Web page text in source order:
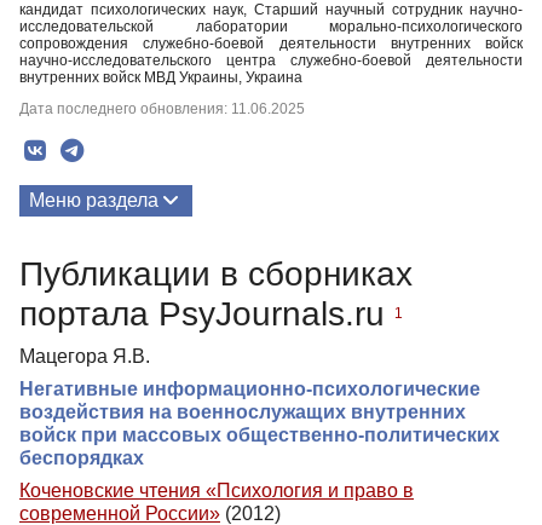
кандидат психологических наук, Старший научный сотрудник научно-
исследовательской лаборатории морально-психологического
сопровождения служебно-боевой деятельности внутренних войск
научно-исследовательского центра служебно-боевой деятельности
внутренних войск МВД Украины, Украина
Дата последнего обновления: 11.06.2025
Меню раздела
Публикации в сборниках
портала PsyJournals.ru
1
Мацегора Я.В.
Негативные информационно-психологические
воздействия на военнослужащих внутренних
войск при массовых общественно-политических
беспорядках
Коченовские чтения «Психология и право в
современной России» (2012)